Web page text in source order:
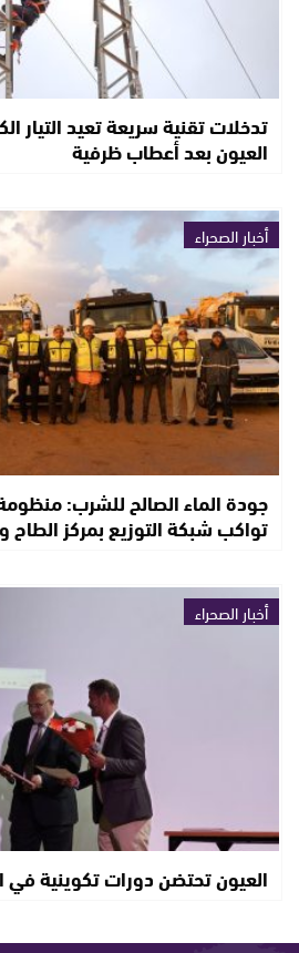
تدخلات تقنية سريعة تعيد التيار
العيون بعد أعطاب ظرفية
أخبار الصحراء
جودة الماء الصالح للشرب:
تواكب شبكة التوزيع بمركز
أخبار الصحراء
العيون تحتضن دورات تكوينية